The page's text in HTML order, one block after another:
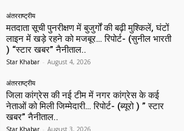
अंतरराष्ट्रीय
मतदाता सूची पुनरीक्षण में बुजुर्गों की बढ़ी मुश्किलें, घंटों
लाइन में खड़े रहने को मजबूर… रिपोर्ट- (सुनील भारती
) “स्टार खबर” नैनीताल..
Star Khabar - August 4, 2026
अंतरराष्ट्रीय
जिला कांग्रेस की नई टीम में नगर कांग्रेस के कई
नेताओं को मिली जिम्मेदारी… रिपोर्ट- (ब्यूरो ) ” स्टार
खबर” नैनीताल..